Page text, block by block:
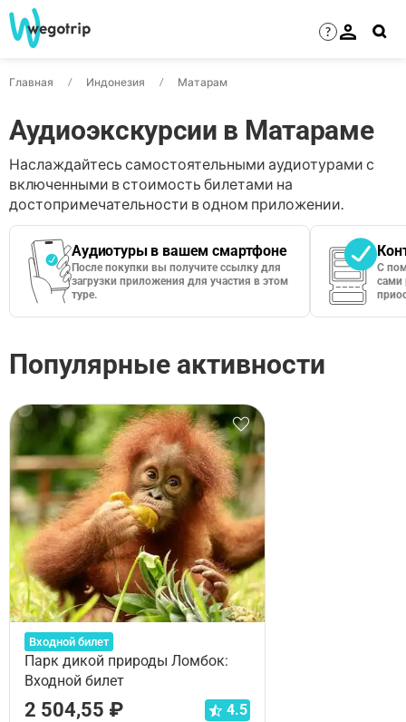
?
Главная Индонезия Матарам
Аудиоэкскурсии в Матараме
Наслаждайтесь самостоятельными аудиотурами с
включенными в стоимость билетами на
достопримечательности в одном приложении.
Аудиотуры в вашем смартфоне
После покупки вы получите ссылку для
загрузки приложения для участия в этом
туре.
С
сами
Популярные активности
Входной билет
Парк дикой природы Ломбок:
Входной билет
2 504,55 ₽ 4.5